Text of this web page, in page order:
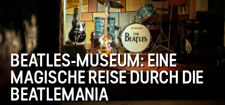
BEATLES-MUSEUM: EINE
MAGISCHE REISE DURCH DIE
BEATLEMANIA